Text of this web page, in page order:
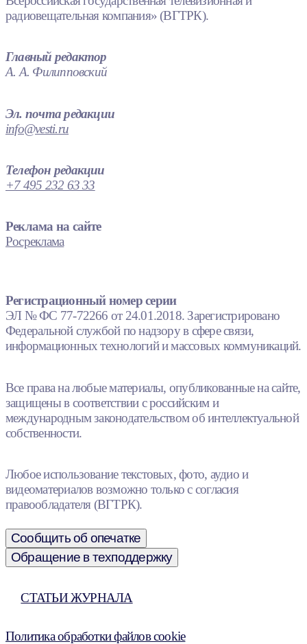
радиовещательная компания» (ВГТРК).
Главный редактор
А. А. Филипповский
Эл. почта редакции
info@vesti.ru
Телефон редакции
+7 495 232 63 33
Реклама на сайте
Росреклама
Регистрационный номер серии
ЭЛ № ФС 77-72266 от 24.01.2018. Зарегистрировано
Федеральной службой по надзору в сфере связи,
информационных технологий и массовых коммуникаций.
Все права на любые материалы, опубликованные на сайте,
защищены в соответствии с российским и
международным законодательством об интеллектуальной
собственности.
Любое использование текстовых, фото, аудио и
видеоматериалов возможно только с согласия
правообладателя (ВГТРК).
Сообщить об опечатке
Обращение в техподдержку
СТАТЬИ ЖУРНАЛА
Политика обработки файлов cookie